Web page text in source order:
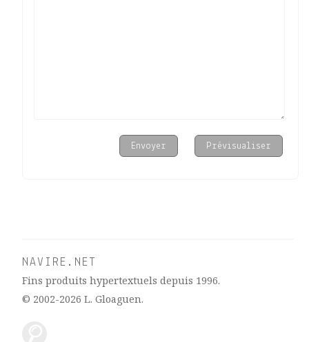
NAVIRE.NET
Fins produits hypertextuels depuis 1996.
© 2002-2026 L. Gloaguen.